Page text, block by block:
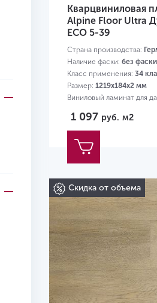
Кварцвиниловая
Alpine Floor Ultra
ЕСО 5-39
Страна производства:
Наличие фаски: без фаски
Класс применения: 34
Размер: 1219х184х2 мм
Виниловый ламинат для
1 097 руб. м2
Скидка от объема